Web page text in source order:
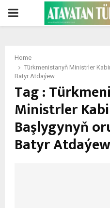
PRIMARY
Home
Türkmenistanyň Ministrler
Batyr Atdaýew
Tag :
Ministrler
Başlygynyň
Batyr Atdaýew